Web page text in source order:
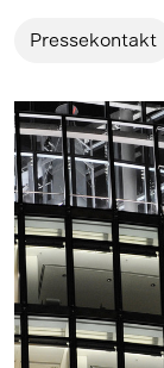
Pressekontakt